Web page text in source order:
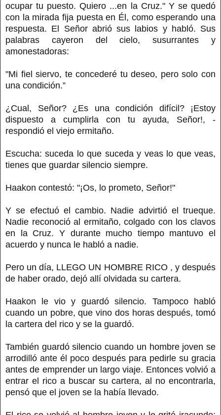
ocupar tu puesto. Quiero ...en la Cruz." Y se quedó
con la mirada fija puesta en Él, como esperando una
respuesta. El Señor abrió sus labios y habló. Sus
palabras cayeron del cielo, susurrantes y
amonestadoras:
"Mi fiel siervo, te concederé tu deseo, pero solo con
una condición.”
¿Cual, Señor? ¿Es una condición difícil? ¡Estoy
dispuesto a cumplirla con tu ayuda, Señor!, -
respondió el viejo ermitaño.
Escucha: suceda lo que suceda y veas lo que veas,
tienes que guardar silencio siempre.
Haakon contestó: "¡Os, lo prometo, Señor!"
Y se efectuó el cambio. Nadie advirtió el trueque.
Nadie reconoció al ermitaño, colgado con los clavos
en la Cruz. Y durante mucho tiempo mantuvo el
acuerdo y nunca le habló a nadie.
Pero un día, LLEGO UN HOMBRE RICO , y después
de haber orado, dejó allí olvidada su cartera.
Haakon le vio y guardó silencio. Tampoco habló
cuando un pobre, que vino dos horas después, tomó
la cartera del rico y se la guardó.
También guardó silencio cuando un hombre joven se
arrodilló ante él poco después para pedirle su gracia
antes de emprender un largo viaje. Entonces volvió a
entrar el rico a buscar su cartera, al no encontrarla,
pensó que el joven se la había llevado.